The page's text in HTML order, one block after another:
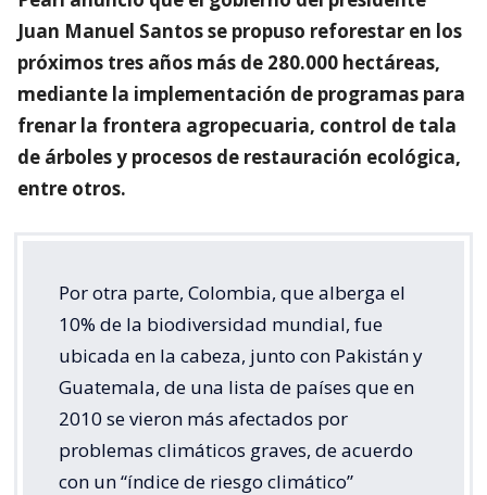
Juan Manuel Santos se propuso reforestar en los
próximos tres años más de 280.000 hectáreas,
mediante la implementación de programas para
frenar la frontera agropecuaria, control de tala
de árboles y procesos de restauración ecológica,
entre otros.
Por otra parte, Colombia, que alberga el
10% de la biodiversidad mundial, fue
ubicada en la cabeza, junto con Pakistán y
Guatemala, de una lista de países que en
2010 se vieron más afectados por
problemas climáticos graves, de acuerdo
con un “índice de riesgo climático”